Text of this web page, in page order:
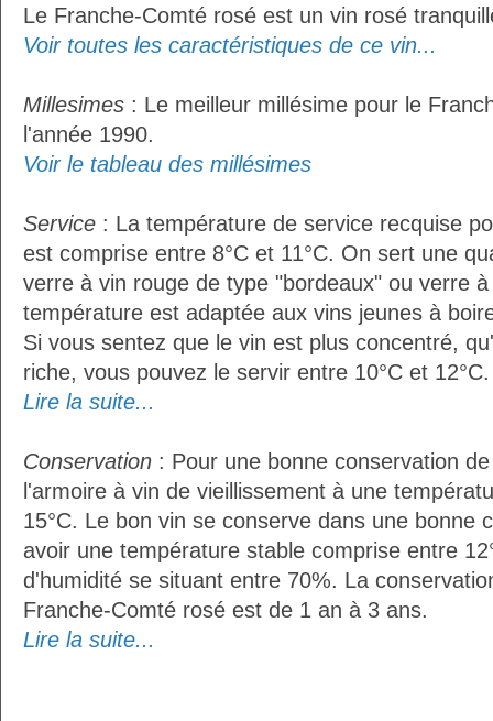
Le Franche-Comté rosé est un vin rosé
Voir toutes les caractéristiques de ce vin...
Millesimes : Le meilleur millésime pour le
l'année 1990.
Voir le tableau des millésimes
Service : La température de service recquise
est comprise entre 8°C et 11°C. On sert une
verre à vin rouge de type "bordeaux" ou verre
température est adaptée aux vins jeunes à
Si vous sentez que le vin est plus concentré,
riche, vous pouvez le servir entre 10°C et
Lire la suite...
Conservation : Pour une bonne conservation
l'armoire à vin de vieillissement à une
15°C. Le bon vin se conserve dans une bonne
avoir une température stable comprise entre
d'humidité se situant entre 70%. La
Franche-Comté rosé est de 1 an à 3 ans.
Lire la suite...